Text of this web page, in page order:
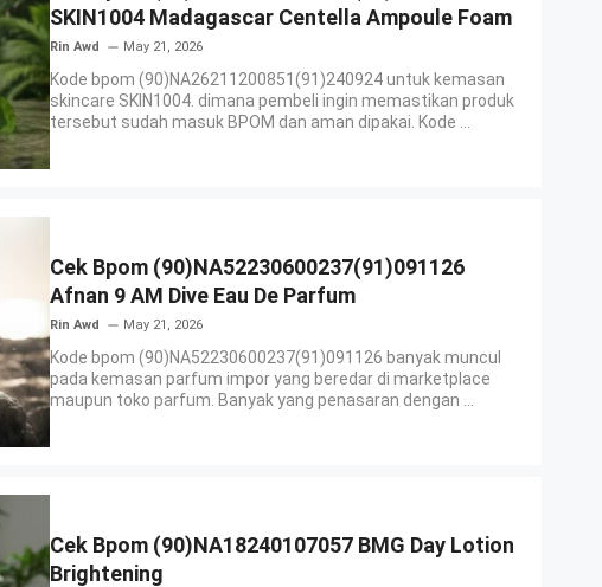
SKIN1004 Madagascar Centella Ampoule Foam
Rin Awd May 21, 2026
Kode bpom (90)NA26211200851(91)240924 untuk kemasan
skincare SKIN1004. dimana pembeli ingin memastikan produk
tersebut sudah masuk BPOM dan aman dipakai. Kode ...
Cek Bpom (90)NA52230600237(91)091126
Afnan 9 AM Dive Eau De Parfum
Rin Awd May 21, 2026
Kode bpom (90)NA52230600237(91)091126 banyak muncul
pada kemasan parfum impor yang beredar di marketplace
maupun toko parfum. Banyak yang penasaran dengan ...
Cek Bpom (90)NA18240107057 BMG Day Lotion
Brightening